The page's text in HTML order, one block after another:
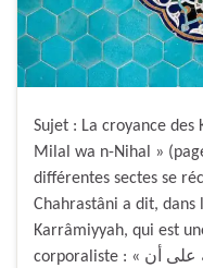
Sujet : La croyance
Milal wa n-Nihal »
différentes sectes se
Chahrastâni a dit,
Karrâmiyyah, qui est